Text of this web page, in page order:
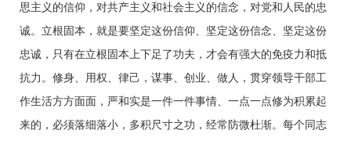
思主义的信仰，对共产主义和社会主义的信念，对党和人民的忠
诚。立根固本，就是要坚定这份信仰、坚定这份信念、坚定这份
忠诚，只有在立根固本上下足了功夫，才会有强大的免疫力和抵
抗力。修身、用权、律己，谋事、创业、做人，贯穿领导干部工
作生活方方面面，严和实是一件一件事情、一点一点修为积累起
来的，必须落细落小，多积尺寸之功，经常防微杜渐。每个同志